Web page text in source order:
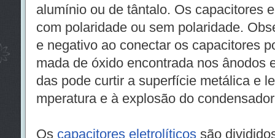
alumínio ou de tântalo. Os capacitores
com polaridade ou sem polaridade.
e negativo ao conectar os capacitores
mada de óxido encontrada nos ânodos
das pode curtir a superfície metálica e
mperatura e à explosão do
Os capacitores eletrolíticossão